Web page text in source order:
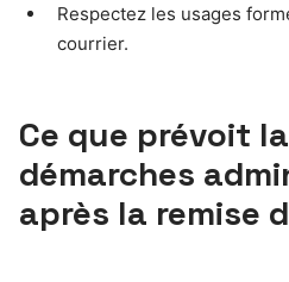
Respectez les usages
courrier.
Ce que prévoit
démarches
après la remise